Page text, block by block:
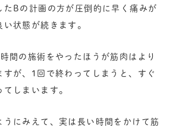
たBの計画の方が圧倒的に早く痛みが
状態が続きます。
間の施術をやったほうが筋肉はより
すが、1回で終わってしまうと、すぐ
しまいます。
うにみえて、実は長い時間をかけて筋